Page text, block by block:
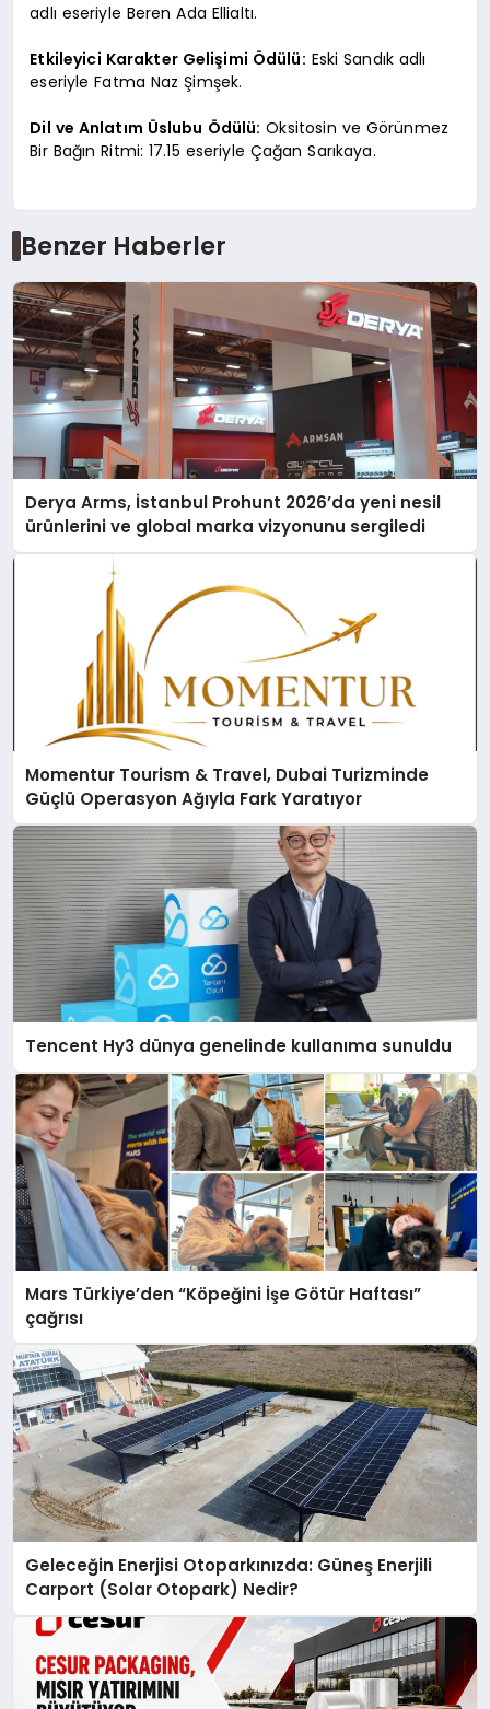
adlı eseriyle Beren Ada Ellialtı.
Etkileyici Karakter Gelişimi Ödülü: Eski Sandık adlı
eseriyle Fatma Naz Şimşek.
Dil ve Anlatım Üslubu Ödülü: Oksitosin ve Görünmez
Bir Bağın Ritmi: 17.15 eseriyle Çağan Sarıkaya.
Benzer Haberler
Derya Arms, İstanbul Prohunt 2026’da yeni nesil
ürünlerini ve global marka vizyonunu sergiledi
Momentur Tourism & Travel, Dubai Turizminde
Güçlü Operasyon Ağıyla Fark Yaratıyor
Tencent Hy3 dünya genelinde kullanıma sunuldu
Mars Türkiye’den “Köpeğini İşe Götür Haftası”
çağrısı
Geleceğin Enerjisi Otoparkınızda: Güneş Enerjili
Carport (Solar Otopark) Nedir?